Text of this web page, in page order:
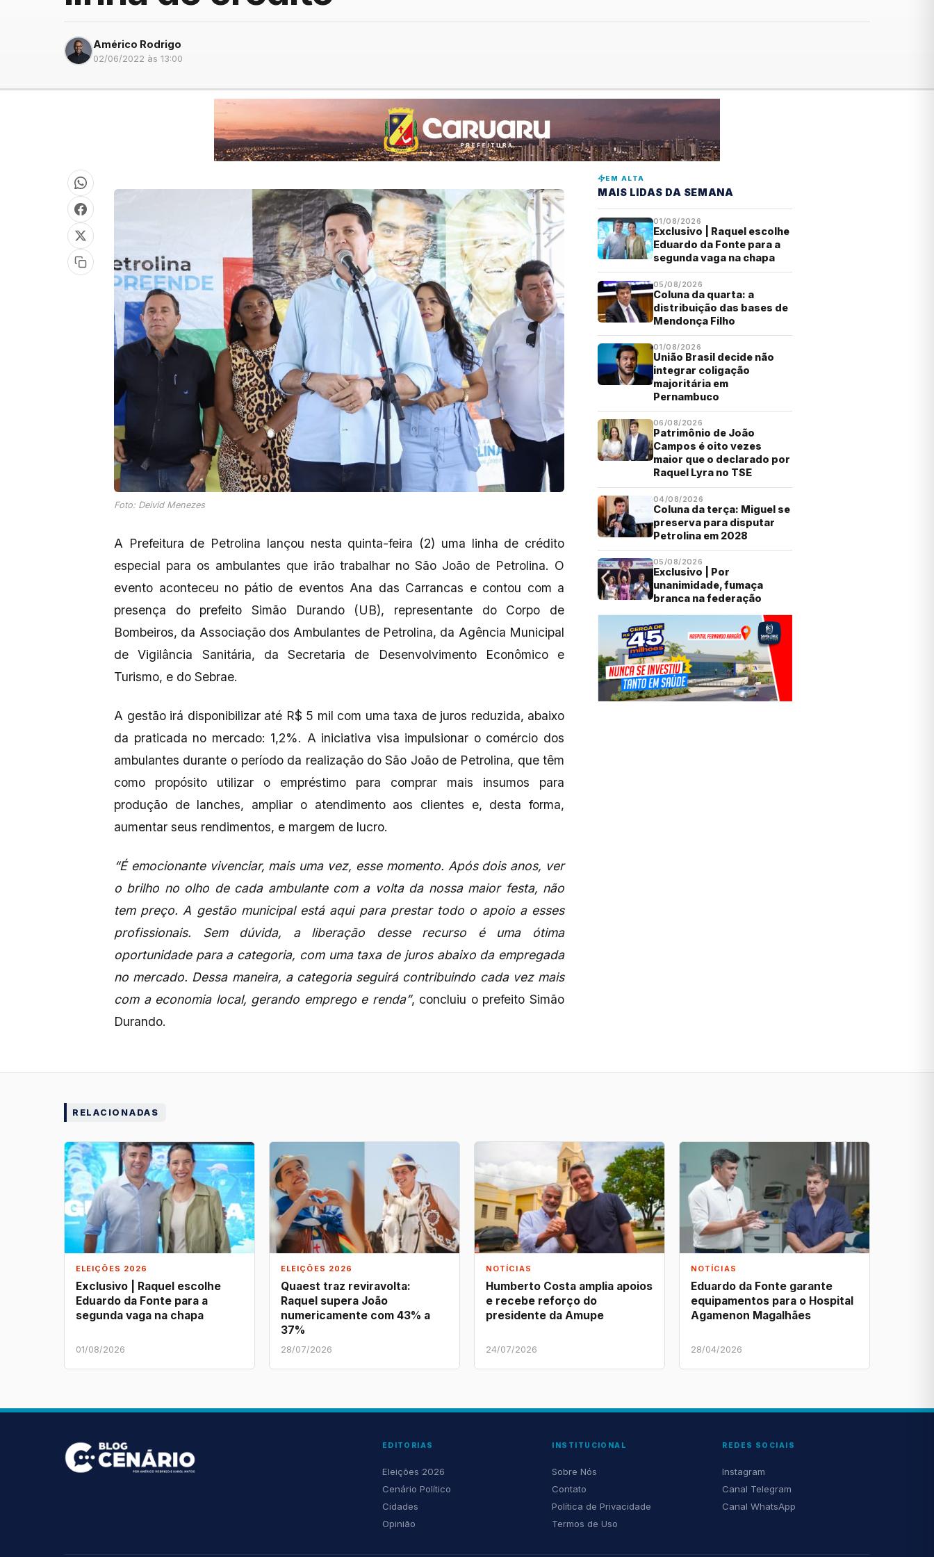
Américo Rodrigo
02/06/2022 às 13:00
Foto: Deivid Menezes
A Prefeitura de Petrolina lançou nesta quinta-feira (2) uma linha de crédito
especial para os ambulantes que irão trabalhar no São João de Petrolina. O
evento aconteceu no pátio de eventos Ana das Carrancas e contou com a
presença do prefeito Simão Durando (UB), representante do Corpo de
Bombeiros, da Associação dos Ambulantes de Petrolina, da Agência Municipal
de Vigilância Sanitária, da Secretaria de Desenvolvimento Econômico e
Turismo, e do Sebrae.
A gestão irá disponibilizar até R$ 5 mil com uma taxa de juros reduzida, abaixo
da praticada no mercado: 1,2%. A iniciativa visa impulsionar o comércio dos
ambulantes durante o período da realização do São João de Petrolina, que têm
como propósito utilizar o empréstimo para comprar mais insumos para
produção de lanches, ampliar o atendimento aos clientes e, desta forma,
aumentar seus rendimentos, e margem de lucro.
“É emocionante vivenciar, mais uma vez, esse momento. Após dois anos, ver
o brilho no olho de cada ambulante com a volta da nossa maior festa, não
tem preço. A gestão municipal está aqui para prestar todo o apoio a esses
profissionais. Sem dúvida, a liberação desse recurso é uma ótima
oportunidade para a categoria, com uma taxa de juros abaixo da empregada
no mercado. Dessa maneira, a categoria seguirá contribuindo cada vez mais
com a economia local, gerando emprego e renda”, concluiu o prefeito Simão
Durando.
EM ALTA
MAIS LIDAS DA SEMANA
01/08/2026
Exclusivo | Raquel escolhe
Eduardo da Fonte para a
segunda vaga na chapa
05/08/2026
Coluna da quarta: a
distribuição das bases de
Mendonça Filho
01/08/2026
União Brasil decide não
integrar coligação
majoritária em
Pernambuco
06/08/2026
Patrimônio de João
Campos é oito vezes
maior que o declarado por
Raquel Lyra no TSE
04/08/2026
Coluna da terça: Miguel se
preserva para disputar
Petrolina em 2028
05/08/2026
Exclusivo | Por
unanimidade, fumaça
branca na federação
RELACIONADAS
ELEIÇÕES 2026
Exclusivo | Raquel escolhe
Eduardo da Fonte para a
segunda vaga na chapa
01/08/2026
ELEIÇÕES 2026
Quaest traz reviravolta:
Raquel supera João
numericamente com 43% a
37%
28/07/2026
NOTÍCIAS
Humberto Costa amplia apoios
e recebe reforço do
presidente da Amupe
24/07/2026
NOTÍCIAS
Eduardo da Fonte garante
equipamentos para o Hospital
Agamenon Magalhães
28/04/2026
EDITORIAS
Eleições 2026
Cenário Político
Cidades
Opinião
INSTITUCIONAL
Sobre Nós
Contato
Política de Privacidade
Termos de Uso
REDES SOCIAIS
Instagram
Canal Telegram
Canal WhatsApp